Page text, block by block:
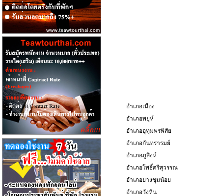
อำเภอเมือง
อำเภอพยุห์
อำเภออุทุมพรพิสัย
อำเภอกันทรารมย์
อำเภอภูสิงห์
อำเภอโพธิ์ศรีสุวรรณ
อำเภอยางชุมน้อย
อำเภอวังหิน